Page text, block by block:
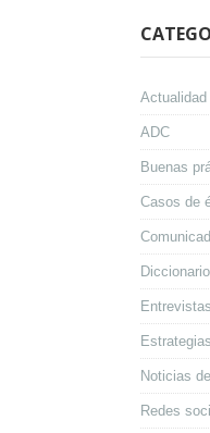
Actualidad
ADC
Buenas
Casos de
Diccionario
Entrevistas
Estrategias
Noticias
Redes